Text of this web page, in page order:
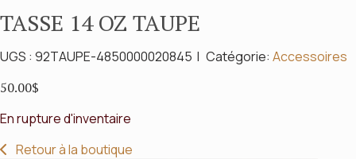
Retour à la boutique
TASSE 14 OZ TAUPE
UGS : 92TAUPE-4850000020845 Catégorie: Accessoires
50.00$
En rupture d'inventaire